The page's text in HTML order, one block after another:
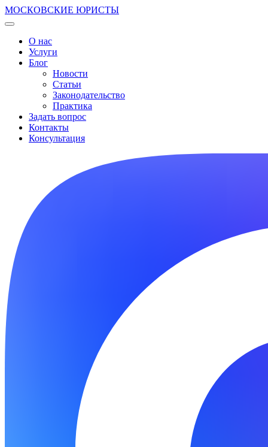
МОСКОВСКИЕ ЮРИСТЫ
О нас
Услуги
Блог
Новости
Статьи
Законодательство
Практика
Задать вопрос
Контакты
Консультация